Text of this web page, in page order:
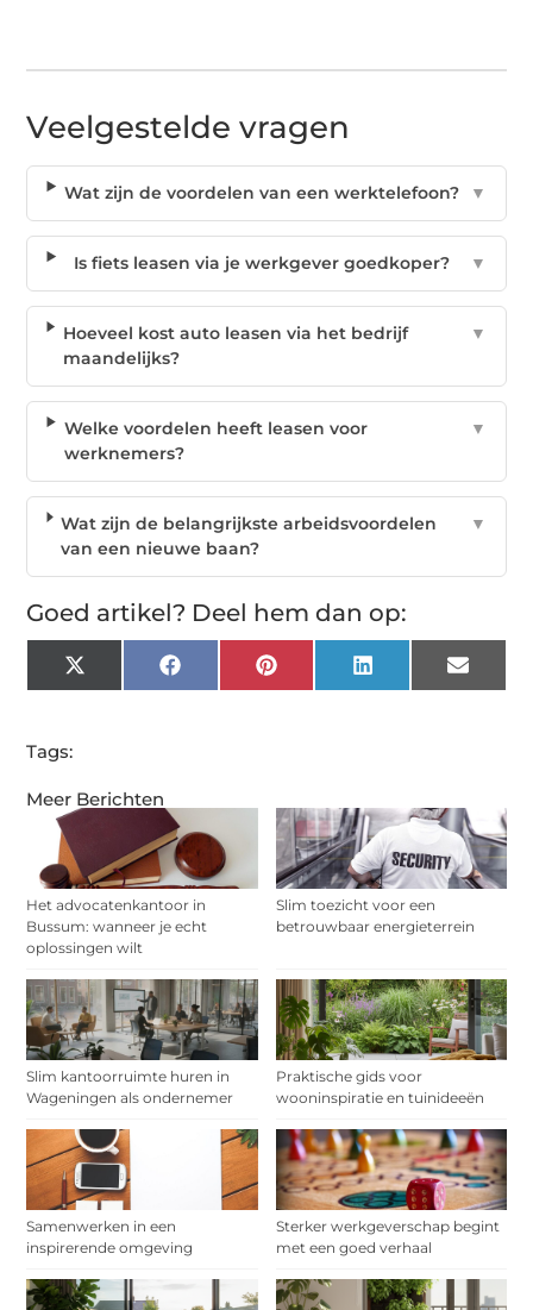
Meer Berichten
Het advocatenkantoor in
Bussum: wanneer je echt
oplossingen wilt
Slim toezicht voor een
betrouwbaar energieterrein
Slim kantoorruimte huren in
Wageningen als ondernemer
Praktische gids voor
wooninspiratie en tuinideeën
Samenwerken in een
inspirerende omgeving
Sterker werkgeverschap begint
met een goed verhaal
Veelgestelde vragen
Wat zijn de voordelen van een werktelefoon? ▼
Is fiets leasen via je werkgever goedkoper? ▼
Hoeveel kost auto leasen via het bedrijf
maandelijks?
▼
Welke voordelen heeft leasen voor
werknemers?
▼
Wat zijn de belangrijkste arbeidsvoordelen
van een nieuwe baan?
▼
Goed artikel? Deel hem dan op:
X
(Twitter)
Facebook Pinterest LinkedIn Email
Tags: